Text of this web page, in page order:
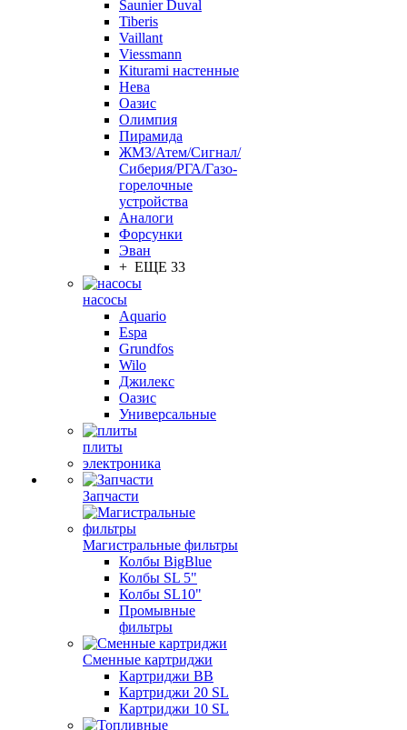
Saunier Duval
Tiberis
Vaillant
Viessmann
Кiturami настенные
Нева
Оазис
Олимпия
Пирамида
ЖМЗ/Атем/Сигнал/
Сиберия/РГА/Газо-
горелочные
устройства
Aналоги
Форсунки
Эван
+ ЕЩЕ 33
насосы
Aquario
Espa
Grundfos
Wilo
Джилекс
Оазис
Универсальные
плиты
электроника
Запчасти
Магистральные фильтры
Колбы BigBlue
Колбы SL 5"
Колбы SL10"
Промывные
фильтры
Сменные картриджи
Картриджи BB
Картриджи 20 SL
Картриджи 10 SL